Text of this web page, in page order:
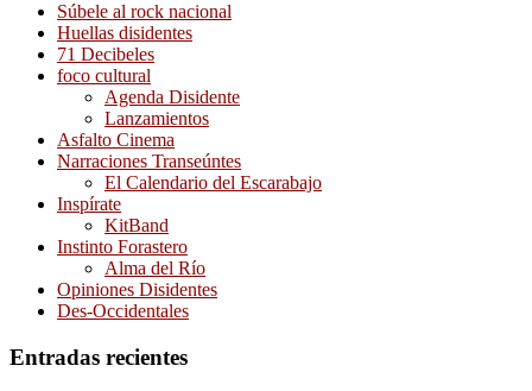
Súbele al rock nacional
Huellas disidentes
71 Decibeles
foco cultural
Agenda Disidente
Lanzamientos
Asfalto Cinema
Narraciones Transeúntes
El Calendario del Escarabajo
Inspírate
KitBand
Instinto Forastero
Alma del Río
Opiniones Disidentes
Des-Occidentales
Entradas recientes